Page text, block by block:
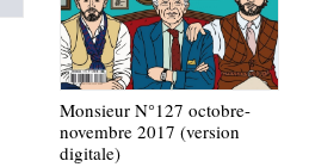
Monsieur N°127 octobre-
novembre 2017 (version
digitale)